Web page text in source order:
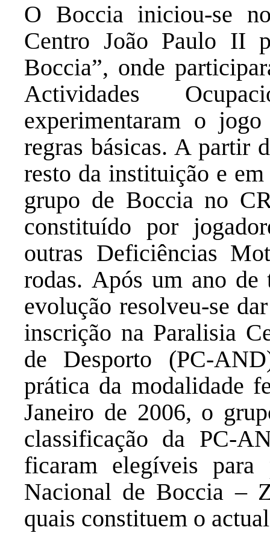
O Boccia iniciou-se
Centro João Paulo II
Boccia”, onde
Actividades
experimentaram o
regras básicas. A partir
resto da instituição e
grupo de Boccia no
constituído por
outras Deficiências
rodas. Após um ano de
evolução resolveu-se
inscrição na Paralisia
de Desporto (PC-
prática da modalidade
Janeiro de 2006, o
classificação da PC-
ficaram elegíveis para
Nacional de Boccia –
quais constituem o